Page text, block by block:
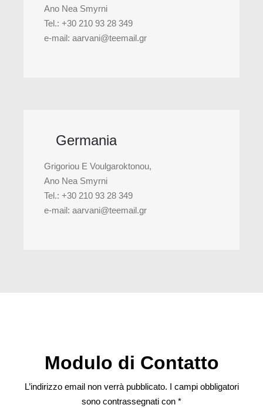
Ano Nea Smyrni
Tel.: +30 210 93 28 349
e-mail: aarvani@teemail.gr
Germania
Grigoriou E Voulgaroktonou,
Ano Nea Smyrni
Tel.: +30 210 93 28 349
e-mail: aarvani@teemail.gr
Modulo di Contatto
L’indirizzo email non verrà pubblicato. I campi obbligatori
sono contrassegnati con *